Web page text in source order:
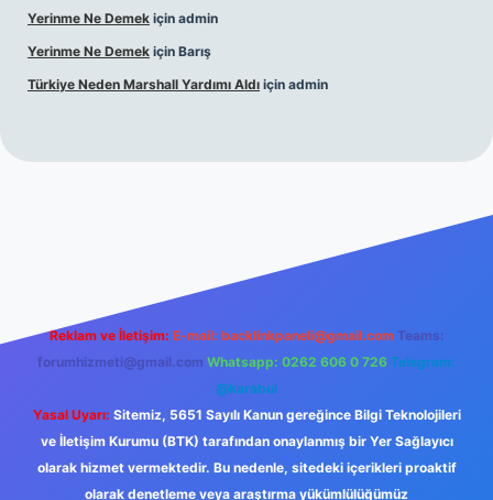
Yerinme Ne Demek için admin
Yerinme Ne Demek için Barış
Türkiye Neden Marshall Yardımı Aldı için admin
betci
Reklam ve İletişim: E-mail: backlinkpaneli@gmail.com Teams:
forumhizmeti@gmail.com Whatsapp: 0262 606 0 726 Telegram:
@karabul
Yasal Uyarı: Sitemiz, 5651 Sayılı Kanun gereğince Bilgi Teknolojileri
ve İletişim Kurumu (BTK) tarafından onaylanmış bir Yer Sağlayıcı
olarak hizmet vermektedir. Bu nedenle, sitedeki içerikleri proaktif
olarak denetleme veya araştırma yükümlülüğümüz